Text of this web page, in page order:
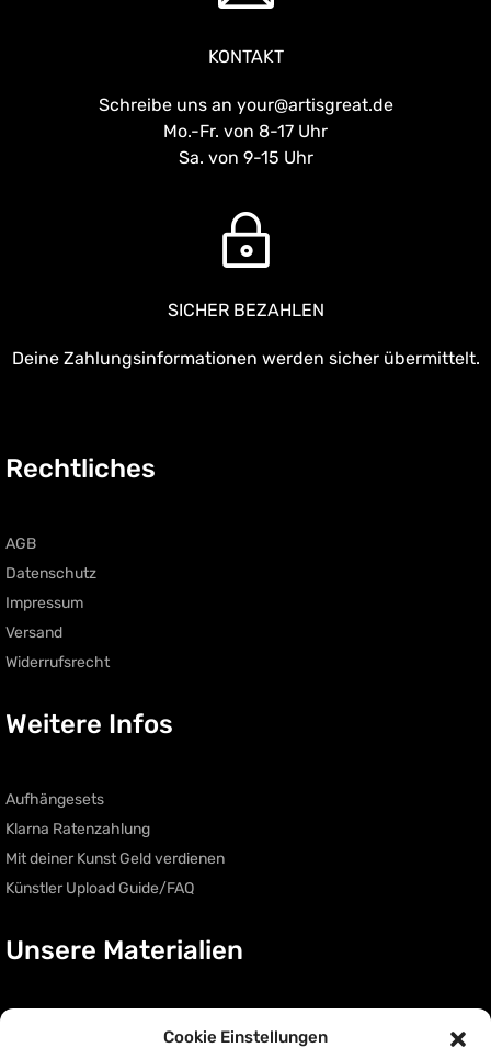
Cookie Einstellungen
KONTAKT
Schreibe uns an your@artisgreat.de
Mo.-Fr. von 8-17 Uhr
Sa. von 9-15 Uhr
SICHER BEZAHLEN
Deine Zahlungsinformationen werden sicher übermittelt.
Rechtliches
AGB
Datenschutz
Impressum
Versand
Widerrufsrecht
Weitere Infos
Aufhängesets
Klarna Ratenzahlung
Mit deiner Kunst Geld verdienen
Künstler Upload Guide/FAQ
Unsere Materialien